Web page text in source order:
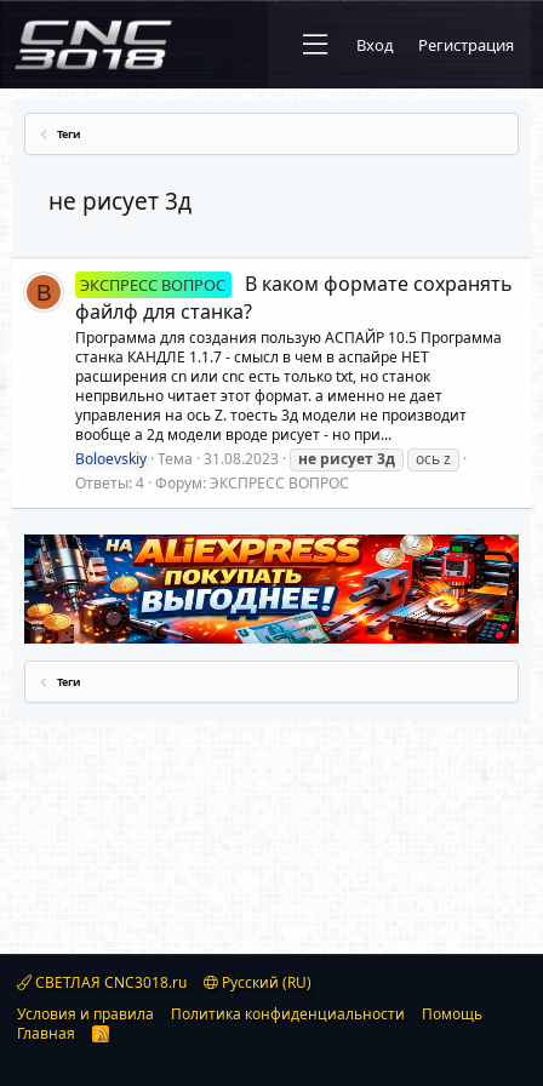
Вход Регистрация
Теги
не рисует 3д
B ЭКСПРЕСС ВОПРОС
В каком формате сохранять
файлф для станка?
Программа для создания пользую АСПАЙР 10.5 Программа
станка КАНДЛЕ 1.1.7 - смысл в чем в аспайре НЕТ
расширения cn или cnc есть только txt, но станок
непрвильно читает этот формат. а именно не дает
управления на ось Z. тоесть 3д модели не производит
вообще а 2д модели вроде рисует - но при...
Boloevskiy Тема 31.08.2023 не рисует3д
ось z
Ответы: 4 Форум:ЭКСПРЕСС ВОПРОС
Теги
СВЕТЛАЯ CNC3018.ru
Русский (RU)
Условия и правила
Политика конфиденциальности
Помощь
Главная
R
S